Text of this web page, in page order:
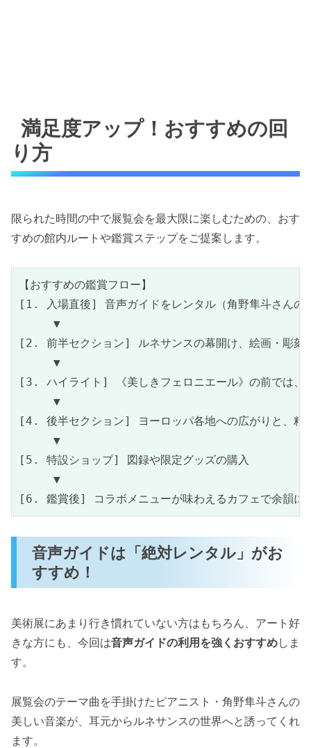
満足度アップ！おすすめの回
り方
限られた時間の中で展覧会を最大限に楽しむための、おす
すめの館内ルートや鑑賞ステップをご提案します。
【おすすめの鑑賞フロー】
[1. 入場直後] 音声ガイドをレンタル（角野隼斗さんの
     ▼
[2. 前半セクション] ルネサンスの幕開け、絵画・彫刻
     ▼
[3. ハイライト] 《美しきフェロニエール》の前では、
     ▼
[4. 後半セクション] ヨーロッパ各地への広がりと、精
     ▼
[5. 特設ショップ] 図録や限定グッズの購入
     ▼
音声ガイドは「絶対レンタル」がお
すすめ！
美術展にあまり行き慣れていない方はもちろん、アート好
きな方にも、今回は音声ガイドの利用を強くおすすめしま
す。
展覧会のテーマ曲を手掛けたピアニスト・角野隼斗さんの
美しい音楽が、耳元からルネサンスの世界へと誘ってくれ
ます。